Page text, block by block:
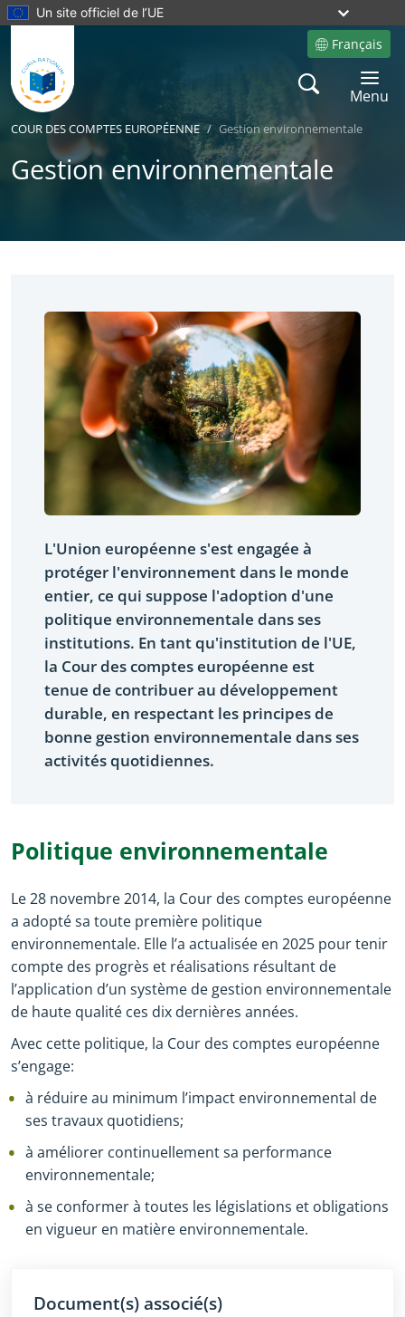
Un site officiel de l’UE
Français
Site language
Search
Toggle
Menu
COUR DES COMPTES EUROPÉENNE Gestion environnementale
Gestion environnementale
L'Union européenne s'est engagée à
protéger l'environnement dans le monde
entier, ce qui suppose l'adoption d'une
politique environnementale dans ses
institutions. En tant qu'institution de l'UE,
la Cour des comptes européenne est
tenue de contribuer au développement
durable, en respectant les principes de
bonne gestion environnementale dans ses
activités quotidiennes.
Politique environnementale
Le 28 novembre 2014, la Cour des comptes européenne
a adopté sa toute première politique
environnementale. Elle l’a actualisée en 2025 pour tenir
compte des progrès et réalisations résultant de
l’application d’un système de gestion environnementale
de haute qualité ces dix dernières années.
Avec cette politique, la Cour des comptes européenne
s’engage:
à réduire au minimum l’impact environnemental de
ses travaux quotidiens;
à améliorer continuellement sa performance
environnementale;
à se conformer à toutes les législations et obligations
en vigueur en matière environnementale.
Document(s) associé(s)